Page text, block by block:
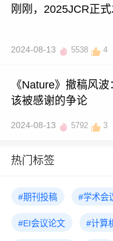
刚刚，2025JCR正
2024-08-13 5538 4
《Nature》撤稿风
该被感谢的争论
2024-08-13 5792 3
热门标签
#期刊投稿 #学术会
#EI会议论文 #计算